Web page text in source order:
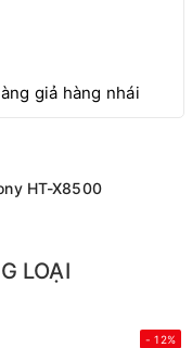
giả hàng nhái
HT-X8500
LOẠI
- 12%